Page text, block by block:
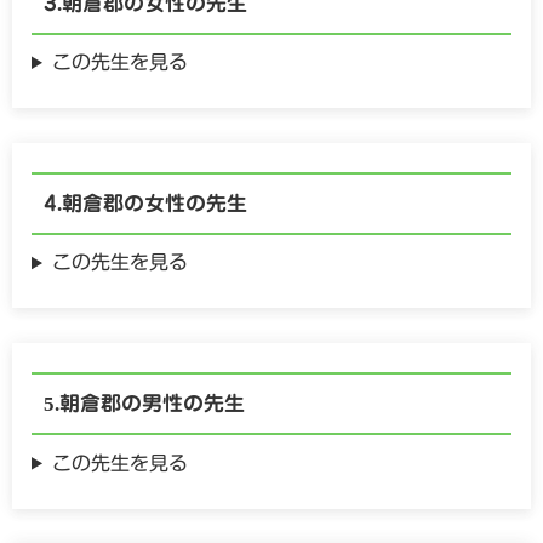
この先生を見る
朝倉郡の女性の先生
この先生を見る
朝倉郡の男性の先生
この先生を見る